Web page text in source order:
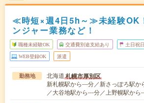
≪時短×週4日5h～≫未経験OK
ンジャー業務など！
職種未経験OK 交通費別途支給あり 土日祝
WEB登録OK 派遣
勤務地 北海道札幌市厚別区
新札幌駅から---分／新さっぽろ駅か
／大谷地駅から---分／上野幌駅から